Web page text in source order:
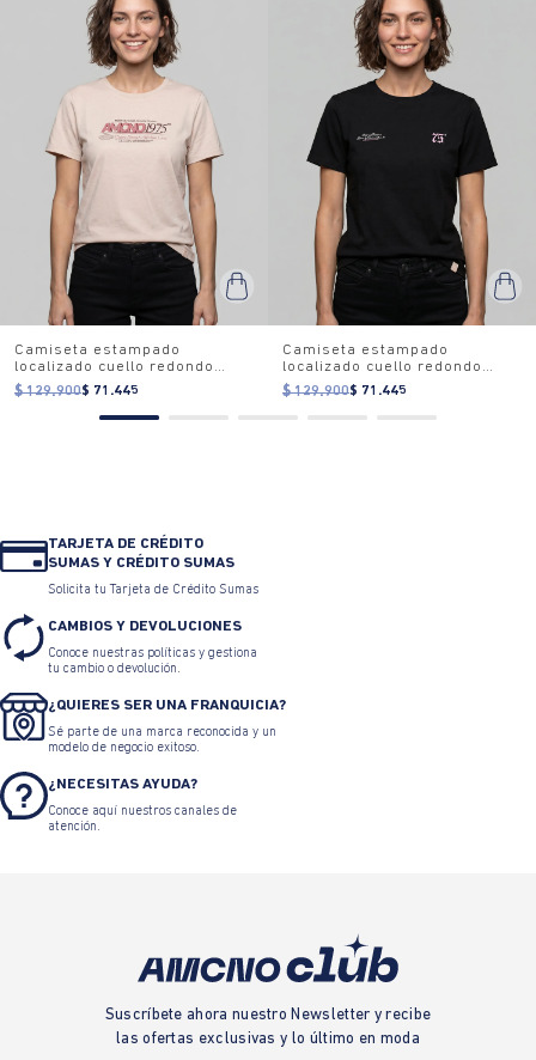
Camiseta estampado
localizado cuello redondo
para mujer
$ 129.900$ 71.445
Camiseta estampado
localizado cuello redondo
para mujer
$ 129.900$ 71.445
TARJETA DE CRÉDITO
SUMAS Y CRÉDITO SUMAS
Solicita tu Tarjeta de Crédito Sumas
CAMBIOS Y DEVOLUCIONES
Conoce nuestras políticas y gestiona
tu cambio o devolución.
¿QUIERES SER UNA FRANQUICIA?
Sé parte de una marca reconocida y un
modelo de negocio exitoso.
¿NECESITAS AYUDA?
Conoce aquí nuestros canales de
atención.
Suscríbete ahora nuestro Newsletter y recibe
las ofertas exclusivas y lo último en moda